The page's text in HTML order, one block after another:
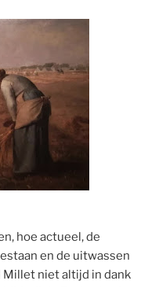
hoe actueel, de
en de uitwassen
Millet niet altijd in dank